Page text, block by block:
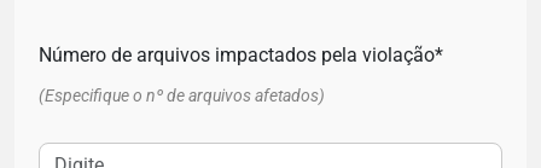
Número de arquivos impactados pela violação*
(Especifique o nº de arquivos afetados)